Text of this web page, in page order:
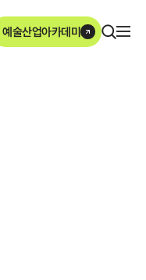
ArtMore
예술산업아카데미